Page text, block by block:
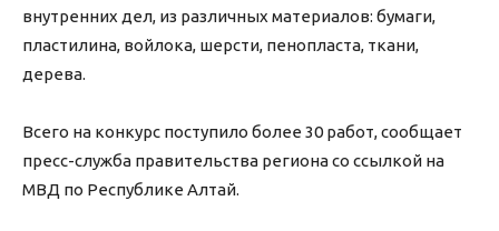
внутренних дел, из различных материалов: бумаги,
пластилина, войлока, шерсти, пенопласта, ткани,
дерева.
Всего на конкурс поступило более 30 работ, сообщает
пресс-служба правительства региона со ссылкой на
МВД по Республике Алтай.